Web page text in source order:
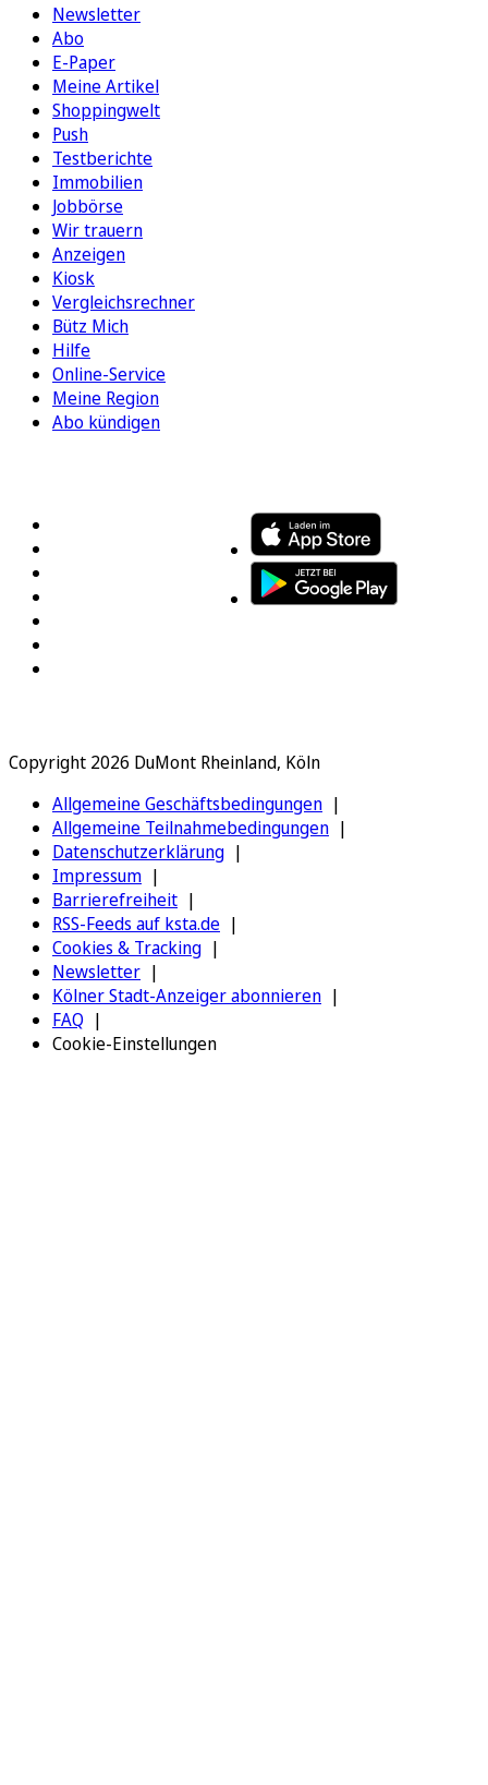
Newsletter
Abo
E-Paper
Meine Artikel
Shoppingwelt
Push
Testberichte
Immobilien
Jobbörse
Wir trauern
Anzeigen
Kiosk
Vergleichsrechner
Bütz Mich
Hilfe
Online-Service
Meine Region
Abo kündigen
Copyright 2026 DuMont Rheinland, Köln
Allgemeine Geschäftsbedingungen
Allgemeine Teilnahmebedingungen
Datenschutzerklärung
Impressum
Barrierefreiheit
RSS-Feeds auf ksta.de
Cookies & Tracking
Newsletter
Kölner Stadt-Anzeiger abonnieren
FAQ
Cookie-Einstellungen